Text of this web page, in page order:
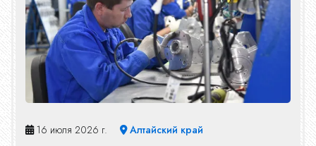
16 июля 2026 г. Алтайский край